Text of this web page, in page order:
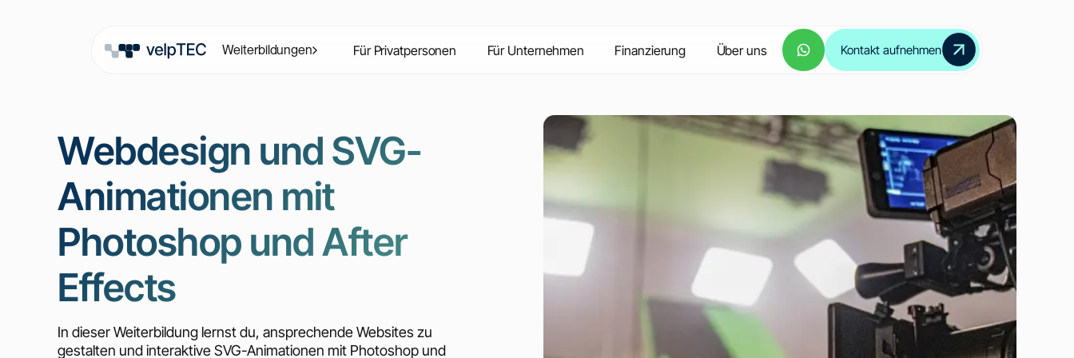
Weiterbildungen Für Privatpersonen Für Unternehmen Finanzierung Über uns Kontakt aufnehmen
Webdesign und SVG-
Animationen mit
Photoshop und After
Effects
In dieser Weiterbildung lernst du, ansprechende Websites zu
gestalten und interaktive SVG-Animationen mit Photoshop und